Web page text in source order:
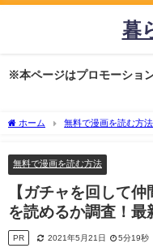
暮
※本ページはプロモーショ
ホーム 無料で漫画を読む方法
無料で漫画を読む方法
【ガチャを回して
を読めるか調査！
PR 2021年5月21日 5分19秒